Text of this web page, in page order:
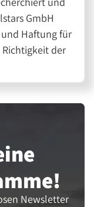
GmbH
Haftung für
der
Newsletter